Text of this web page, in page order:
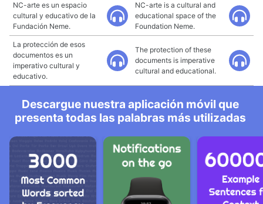
NC-arte es un espacio
cultural y educativo de la
Fundación Neme.
NC-arte is a cultural and
educational space of the
Foundation Neme.
La protección de esos
documentos es un
imperativo cultural y
educativo.
The protection of these
documents is imperative
cultural and educational.
Descargue nuestra aplicación móvil que
presenta todas las palabras más utilizadas